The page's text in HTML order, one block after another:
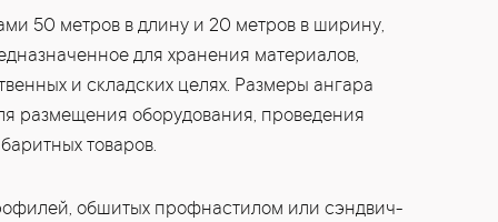
50 метров в длину и 20 метров в ширину,
для хранения материалов,
и складских целях. Размеры ангара
размещения оборудования, проведения
товаров.
обшитых профнастилом или сэндвич-